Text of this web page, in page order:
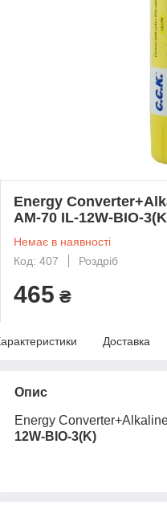
Energy
АМ-70 IL-12W-BIO-
Немає в наявності
Код: 407
Роздріб
465 ₴
Доставка
Опис
Energy
12W-BIO-3(K)